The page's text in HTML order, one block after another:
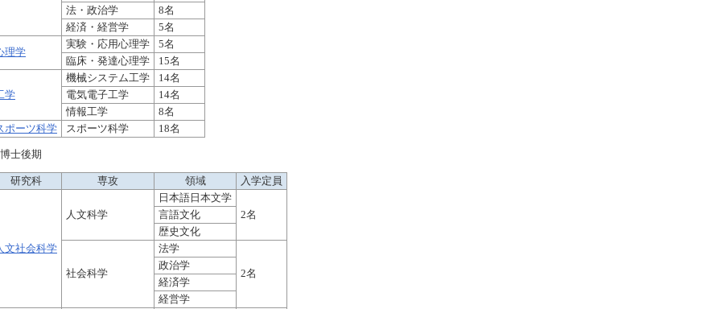
法・政治学
8名
経済・経営学
5名
理学
実験・応用心理学
5名
臨床・発達心理学
15名
学
機械システム工学
14名
電気電子工学
14名
情報工学
8名
ポーツ科学
スポーツ科学 18名
士後期
研究科 専攻 領域 入学定員
文社会科学
人文科学
日本語日本文学
2名
言語文化
歴史文化
社会科学
法学
2名
政治学
経済学
経営学